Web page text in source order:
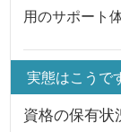
用のサポート
実態はこうで
資格の保有状